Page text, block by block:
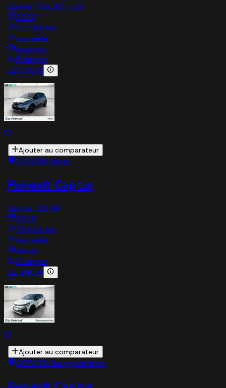
Captur TCe 90 - 19
2020
62,584 km
manuelle
essence
5 sieges
12 220 €
Ajouter au comparateur
CITROËN Metz
Renault Captur
Captur dCi 90
2018
76,616 km
manuelle
diesel
5 sieges
11 990 €
Ajouter au comparateur
CITROËN Sarreguemines